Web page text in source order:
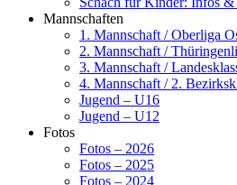
Mannschaften
1. Mannschaft / Oberliga
2. Mannschaft /
3. Mannschaft /
4. Mannschaft / 2.
Jugend – U16
Jugend – U12
Fotos
Fotos – 2026
Fotos – 2025
Fotos – 2024